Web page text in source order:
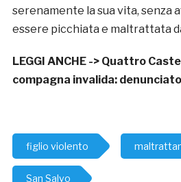
serenamente la sua vita, senza
essere picchiata e maltrattata
LEGGI ANCHE -> Quattro
compagna invalida:
figlio violento
San Salvo